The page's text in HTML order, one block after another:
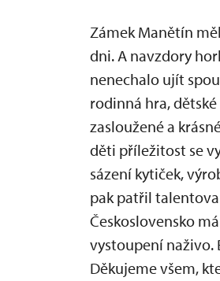
Zámek Manětín
dni. A navzdory
nenechalo ujít
rodinná hra,
zasloužené a
děti příležitost se
sázení kytiček,
pak patřil
Československo
vystoupení naživo.
Děkujeme všem,